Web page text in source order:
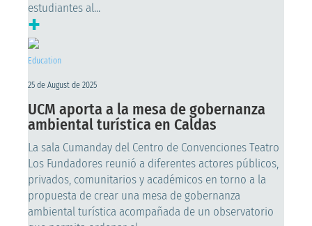
estudiantes al...
+
Education
25 de August de 2025
UCM aporta a la mesa de gobernanza
ambiental turística en Caldas
La sala Cumanday del Centro de Convenciones Teatro
Los Fundadores reunió a diferentes actores públicos,
privados, comunitarios y académicos en torno a la
propuesta de crear una mesa de gobernanza
ambiental turística acompañada de un observatorio